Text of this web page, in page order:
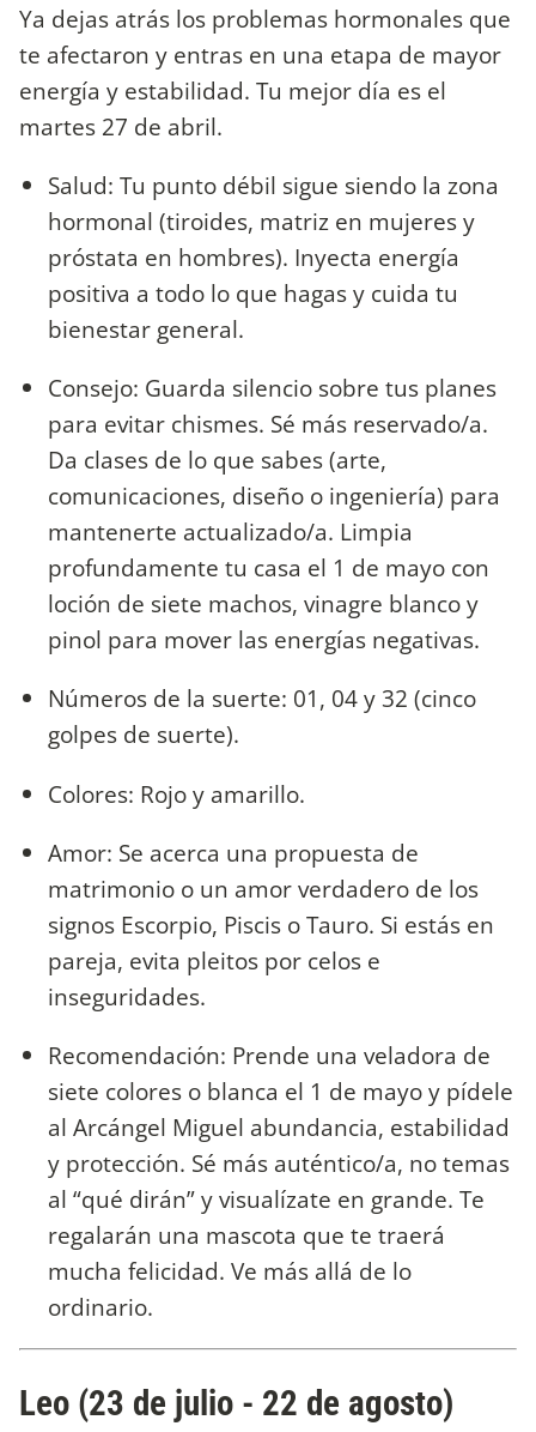
Ya dejas atrás los problemas hormonales que
te afectaron y entras en una etapa de mayor
energía y estabilidad. Tu mejor día es el
martes 27 de abril.
Salud: Tu punto débil sigue siendo la zona
hormonal (tiroides, matriz en mujeres y
próstata en hombres). Inyecta energía
positiva a todo lo que hagas y cuida tu
bienestar general.
Consejo: Guarda silencio sobre tus planes
para evitar chismes. Sé más reservado/a.
Da clases de lo que sabes (arte,
comunicaciones, diseño o ingeniería) para
mantenerte actualizado/a. Limpia
profundamente tu casa el 1 de mayo con
loción de siete machos, vinagre blanco y
pinol para mover las energías negativas.
Números de la suerte: 01, 04 y 32 (cinco
golpes de suerte).
Colores: Rojo y amarillo.
Amor: Se acerca una propuesta de
matrimonio o un amor verdadero de los
signos Escorpio, Piscis o Tauro. Si estás en
pareja, evita pleitos por celos e
inseguridades.
Recomendación: Prende una veladora de
siete colores o blanca el 1 de mayo y pídele
al Arcángel Miguel abundancia, estabilidad
y protección. Sé más auténtico/a, no temas
al “qué dirán” y visualízate en grande. Te
regalarán una mascota que te traerá
mucha felicidad. Ve más allá de lo
ordinario.
Leo (23 de julio - 22 de agosto)